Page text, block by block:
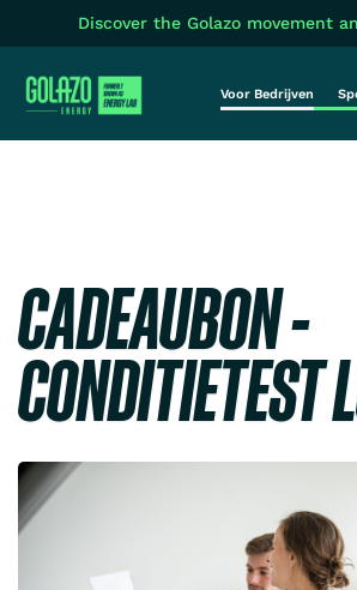
Discover the Golazo movement
Voor Bedrijven
CADEAUBON -
CONDITIETEST